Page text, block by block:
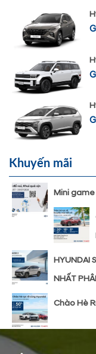
Khuyến mãi
Mini
HYUNDAI
NHẤT
Chào Hè